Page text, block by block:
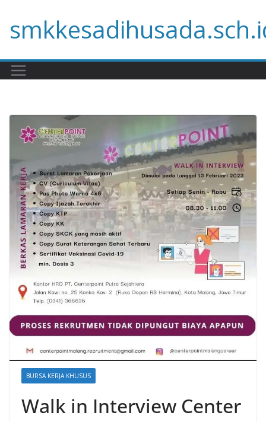
content
BURSA KERJA KHUSUS
Walk in Interview Center